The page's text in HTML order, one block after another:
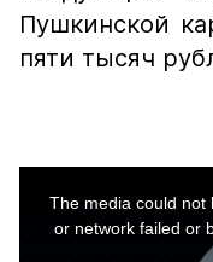
Пушкинской
пяти тысяч
The media could not
or network failed or